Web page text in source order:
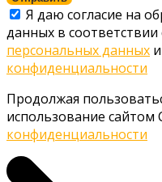
Я даю согласие на
данных в соответствии
персональных данных и
конфиденциальности
Продолжая
использование сайтом
конфиденциальности